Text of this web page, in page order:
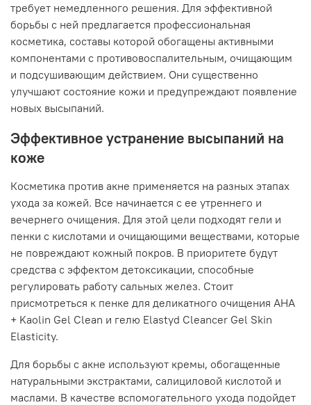
требует немедленного решения. Для эффективной
борьбы с ней предлагается профессиональная
косметика, составы которой обогащены активными
компонентами с противовоспалительным, очищающим
и подсушивающим действием. Они существенно
улучшают состояние кожи и предупреждают появление
новых высыпаний.
Эффективное устранение высыпаний на
коже
Косметика против акне применяется на разных этапах
ухода за кожей. Все начинается с ее утреннего и
вечернего очищения. Для этой цели подходят гели и
пенки с кислотами и очищающими веществами, которые
не повреждают кожный покров. В приоритете будут
средства с эффектом детоксикации, способные
регулировать работу сальных желез. Стоит
присмотреться к пенке для деликатного очищения AHA
+ Kaolin Gel Clean и гелю Elastyd Cleancer Gel Skin
Elasticity.
Для борьбы с акне используют кремы, обогащенные
натуральными экстрактами, салициловой кислотой и
маслами. В качестве вспомогательного ухода подойдет